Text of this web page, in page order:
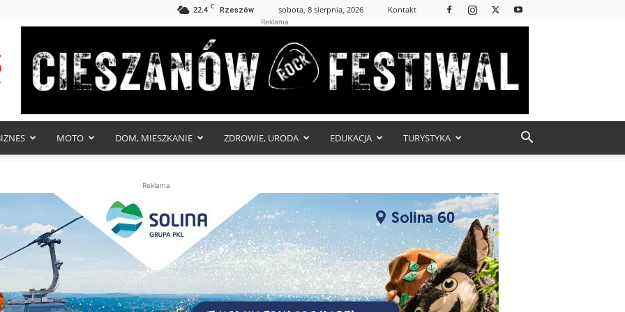
22.4 C Rzeszów sobota, 8 sierpnia, 2026 Kontakt
Reklama
MOTO DOM, MIESZKANIE ZDROWIE, URODA EDUKACJA TURYSTYKA
Reklama